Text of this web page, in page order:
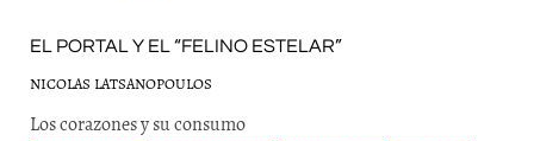
EL PORTAL Y EL “FELINO ESTELAR”
NICOLAS LATSANOPOULOS
Los corazones y su consumo